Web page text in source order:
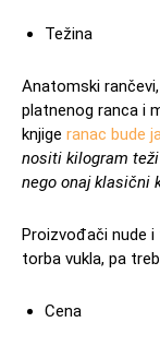
Težina
Anatomski
platnenog ranca i
knjige ranac bude
nositi kilogram
nego onaj klasični
Proizvođači nude
torba vukla, pa
Cena